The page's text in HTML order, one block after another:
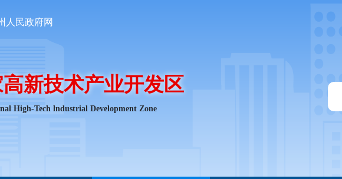
人民政府网
新技术产业开发区
High-Tech lndustrial Development Zone